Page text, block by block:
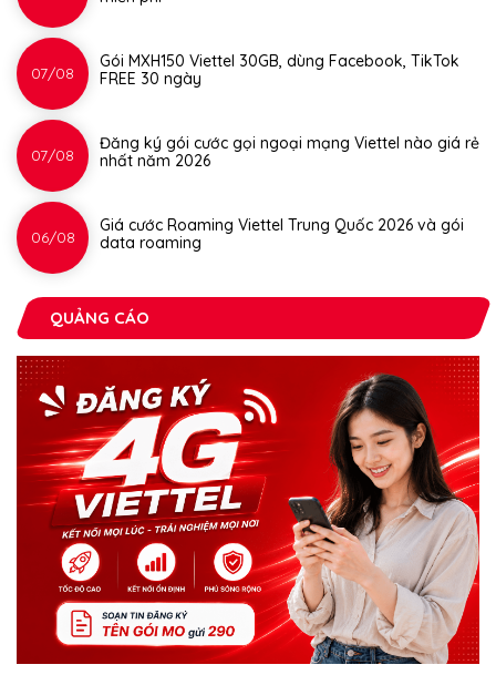
07/08
Gói MXH150 Viettel 30GB, dùng Facebook, TikTok
FREE 30 ngày
07/08
Đăng ký gói cước gọi ngoại mạng Viettel nào giá rẻ
nhất năm 2026
06/08
Giá cước Roaming Viettel Trung Quốc 2026 và gói
data roaming
QUẢNG CÁO